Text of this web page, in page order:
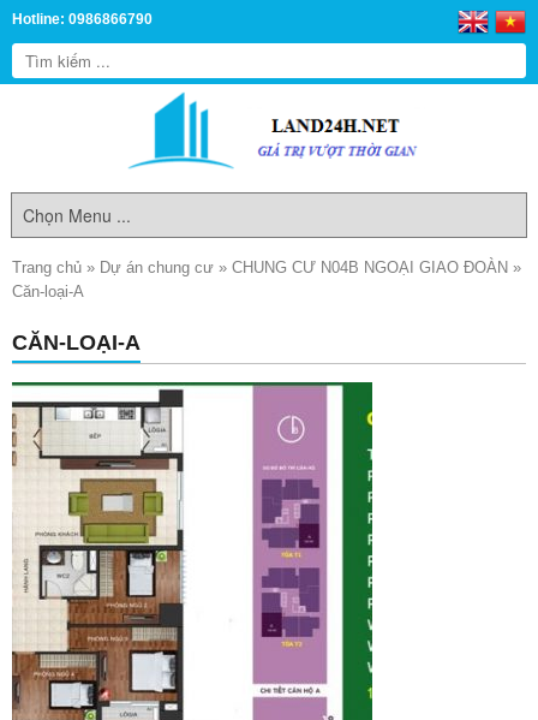
Hotline: 0986866790
Trang chủ » Dự án chung cư » CHUNG CƯ N04B NGOẠI GIAO ĐOÀN »
Căn-loại-A
CĂN-LOẠI-A